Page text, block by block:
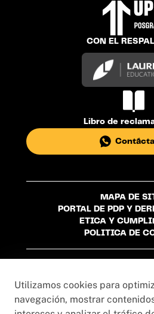
Libro de
CON EL
MAPA DE
PORTAL DE PDP Y
ETICA Y
POLITICA DE
Utilizamos cookies para
navegación, mostrar